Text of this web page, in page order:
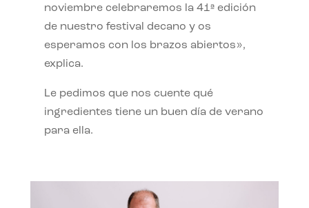
noviembre celebraremos la 41ª edición
de nuestro festival decano y os
esperamos con los brazos abiertos»,
explica.
Le pedimos que nos cuente qué
ingredientes tiene un buen día de verano
para ella.